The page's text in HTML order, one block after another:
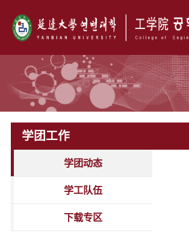
学团工作
学团动态
学工队伍
下载专区